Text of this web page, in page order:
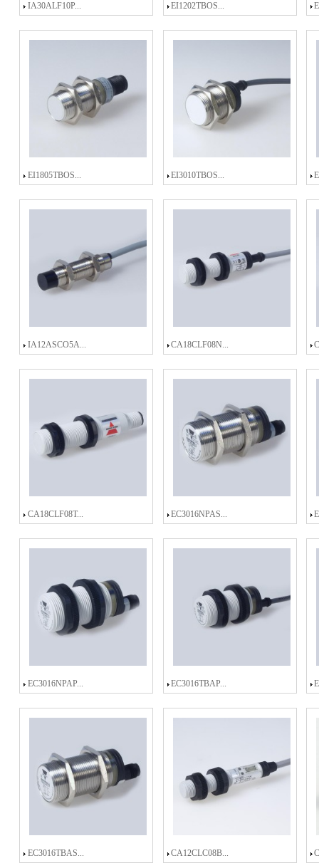
IA30ALF10P... EI1202TBOS...
EI1805TBOS... EI3010TBOS...
IA12ASCO5A... CA18CLF08N...
CA18CLF08T... EC3016NPAS...
EC3016NPAP... EC3016TBAP...
EC3016TBAS... CA12CLC08B...